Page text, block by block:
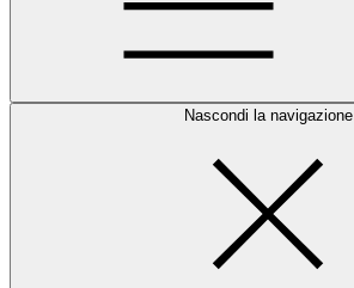
Nascondi la navigazione